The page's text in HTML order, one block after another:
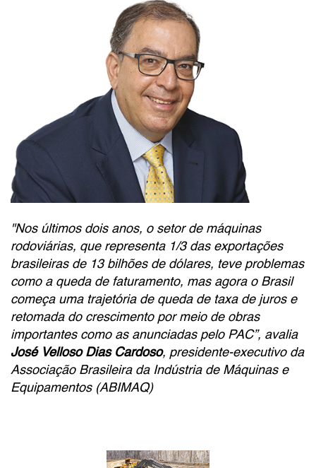
"Nos últimos dois anos, o setor de máquinas
rodoviárias, que representa 1/3 das exportações
brasileiras de 13 bilhões de dólares, teve problemas
como a queda de faturamento, mas agora o Brasil
começa uma trajetória de queda de taxa de juros e
retomada do crescimento por meio de obras
importantes como as anunciadas pelo PAC”, avalia
José Velloso Dias Cardoso, presidente-executivo da
Associação Brasileira da Indústria de Máquinas e
Equipamentos (ABIMAQ)